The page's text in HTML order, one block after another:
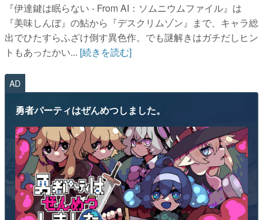
『伊達鍵は眠らない - From AI：ソムニウムファイル』は
『美味しんぼ』の鮎から『デスクリムゾン』まで、キャラ総
出でひたすらふざけ倒す異色作。でも謎解きはガチだしヒン
トもあったかい... [続きを読む]
AD
勇者パーティはぜんめつしました。